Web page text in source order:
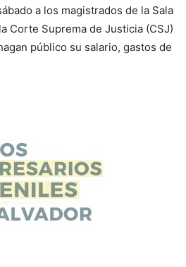
a los magistrados de la Sala
Corte Suprema de Justicia (CSJ)
público su salario, gastos de